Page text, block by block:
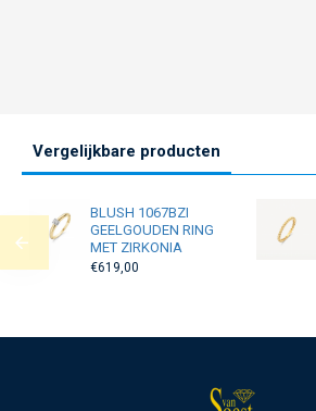
Vergelijkbare producten
BLUSH 1067BZI
GEELGOUDEN RING
MET ZIRKONIA
€619,00